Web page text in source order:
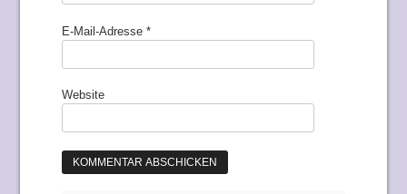
E-Mail-Adresse*
Website